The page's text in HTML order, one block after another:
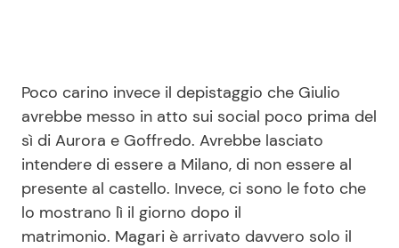
Poco carino invece il depistaggio che Giulio
avrebbe messo in atto sui social poco prima del
sì di Aurora e Goffredo. Avrebbe lasciato
intendere di essere a Milano, di non essere al
presente al castello. Invece, ci sono le foto che
lo mostrano lì il giorno dopo il
matrimonio. Magari è arrivato davvero solo il